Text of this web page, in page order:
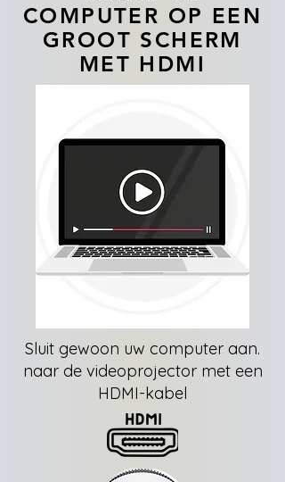
COMPUTER OP EEN
GROOT SCHERM
MET HDMI
Sluit gewoon uw computer aan.
naar de videoprojector met een
HDMI-kabel